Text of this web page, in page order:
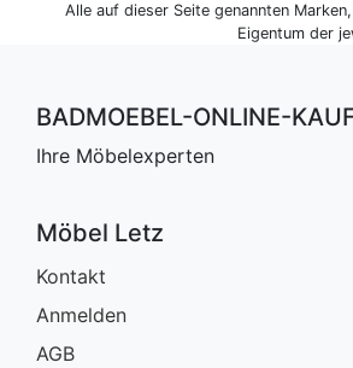
Alle auf dieser Seite genannten
Eigentum der
BADMOEBEL-ONLINE-
Ihre Möbelexperten
Möbel Letz
Kontakt
Anmelden
AGB